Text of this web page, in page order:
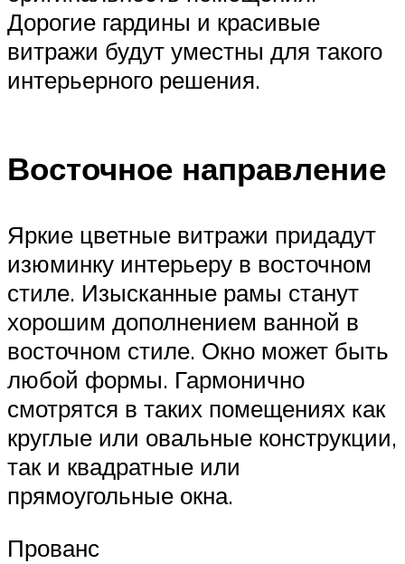
Дорогие гардины и красивые
витражи будут уместны для такого
интерьерного решения.
Восточное направление
Яркие цветные витражи придадут
изюминку интерьеру в восточном
стиле. Изысканные рамы станут
хорошим дополнением ванной в
восточном стиле. Окно может быть
любой формы. Гармонично
смотрятся в таких помещениях как
круглые или овальные конструкции,
так и квадратные или
прямоугольные окна.
Прованс